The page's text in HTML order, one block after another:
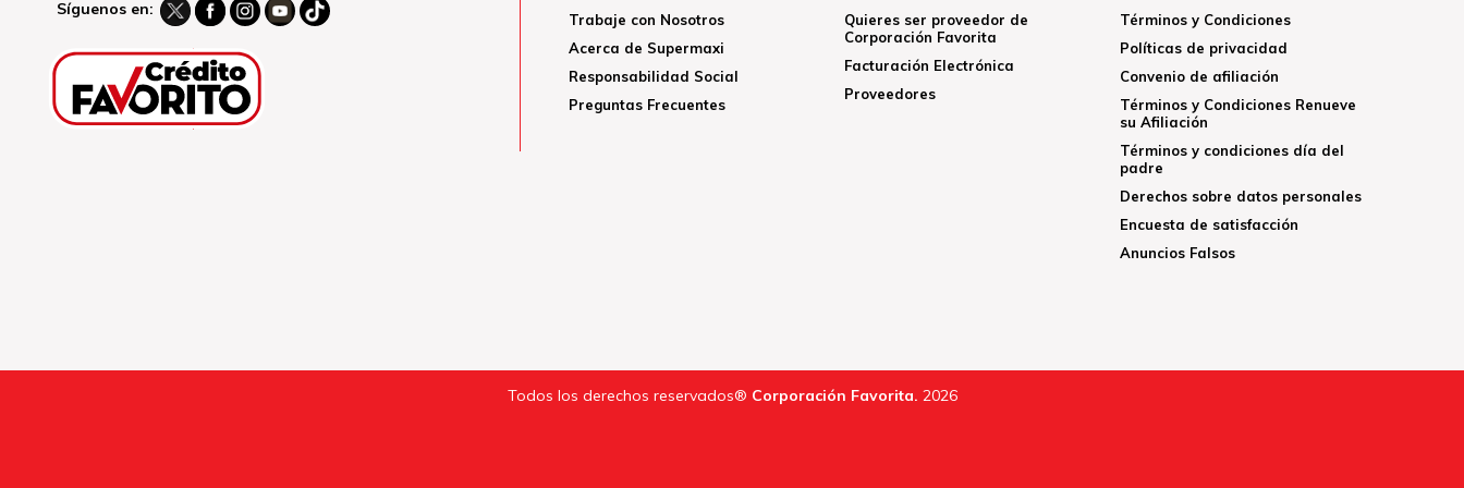
Síguenos en:
Trabaje con Nosotros
Acerca de Supermaxi
Responsabilidad Social
Preguntas Frecuentes
Quieres ser proveedor de
Corporación Favorita
Facturación Electrónica
Proveedores
Términos y Condiciones
Políticas de privacidad
Convenio de afiliación
Términos y Condiciones Renueve
su Afiliación
Términos y condiciones día del
padre
Derechos sobre datos personales
Encuesta de satisfacción
Anuncios Falsos
Todos los derechos reservados® Corporación Favorita. 2026